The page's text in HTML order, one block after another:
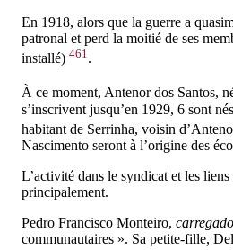
En 1918, alors que la guerre a
patronal et perd la moitié de ses
installé) 461.
À ce moment, Antenor dos Santos,
s’inscrivent jusqu’en 1929, 6 sont
habitant de Serrinha, voisin
Nascimento seront à l’origine des
L’activité dans le syndicat et les
principalement.
Pedro Francisco Monteiro,
communautaires ». Sa petite-fille,